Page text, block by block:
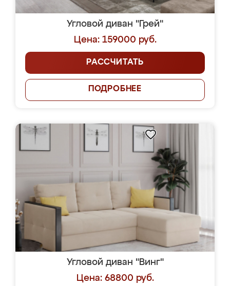
Угловой диван "Грей"
Цена: 159000 руб.
РАССЧИТАТЬ
ПОДРОБНЕЕ
Угловой диван "Винг"
Цена: 68800 руб.